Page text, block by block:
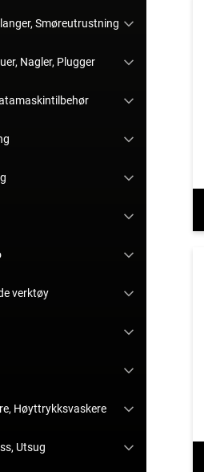
Smøreutrustning
Nagler, Plugger
verktøy
Høyttrykksvaskere
Utsug